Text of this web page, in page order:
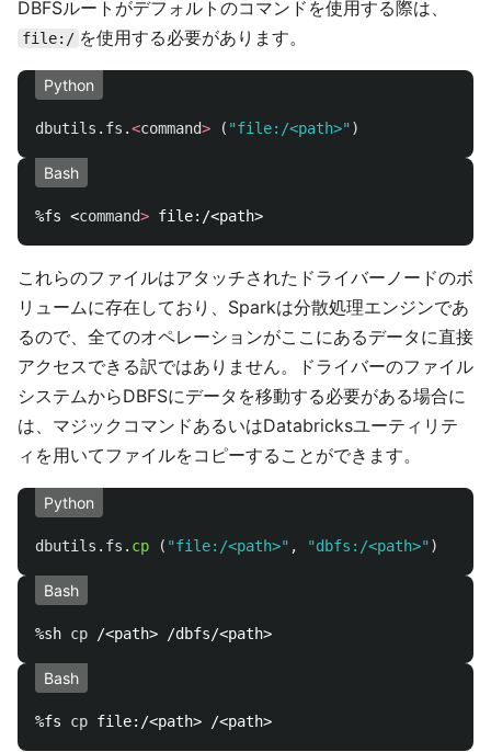
DBFSルートがデフォルトのコマンドを使用する際は、
file:/ を使用する必要があります。
Python
dbutils . fs .<command> ( "file:/<path>" )
Bash
%fs <command>
これらのファイルはアタッチされたドライバーノードのボ
リュームに存在しており、Sparkは分散処理エンジンであ
るので、全てのオペレーションがここにあるデータに直接
アクセスできる訳ではありません。ドライバーのファイル
システムからDBFSにデータを移動する必要がある場合に
は、マジックコマンドあるいはDatabricksユーティリテ
ィを用いてファイルをコピーすることができます。
Python
dbutils . fs . cp ( "file:/<path>" , "dbfs:/<path>" )
Bash
%sh cp
Bash
%fs cp